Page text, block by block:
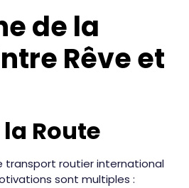
de la
Rêve et
Route
transport routier international
sont multiples :